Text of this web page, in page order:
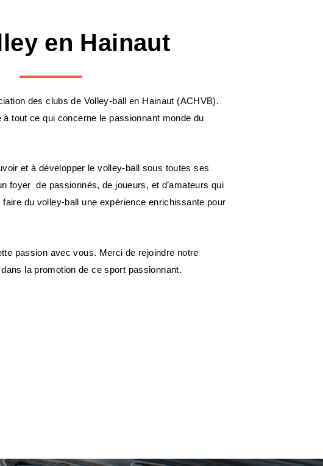
en Hainaut
des clubs de Volley-ball en Hainaut (ACHVB).
à tout ce qui concerne le passionnant monde du
et à développer le volley-ball sous toutes ses
foyer de passionnés, de joueurs, et d’amateurs qui
du volley-ball une expérience enrichissante pour
passion avec vous. Merci de rejoindre notre
la promotion de ce sport passionnant.